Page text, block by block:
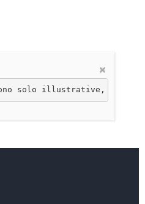
solo illustrative, non